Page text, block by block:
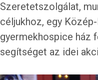
Szeretetszolgálat,
céljukhoz, egy
gyermekhospice ház
segítséget az idei